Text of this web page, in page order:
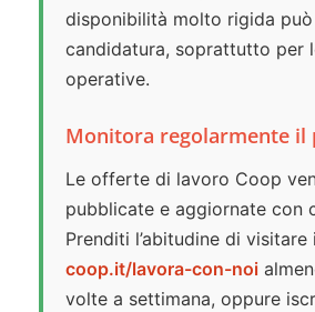
disponibilità molto rigida
candidatura, soprattutto per
operative.
Monitora regolarmente il
Le offerte di lavoro Coop
pubblicate e aggiornate con
Prenditi l’abitudine di
coop.it/lavora-con-noi
volte a settimana, oppure